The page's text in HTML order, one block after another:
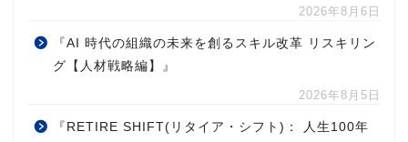
2026年8月6日
『AI 時代の組織の未来を創るスキル改革 リスキリン
グ【人材戦略編】』
2026年8月5日
『RETIRE SHIFT(リタイア・シフト)： 人生100年